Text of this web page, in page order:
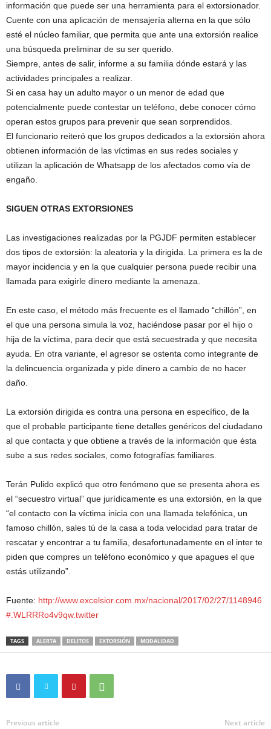
información que puede ser una herramienta para el extorsionador.
Cuente con una aplicación de mensajería alterna en la que sólo
esté el núcleo familiar, que permita que ante una extorsión realice
una búsqueda preliminar de su ser querido.
Siempre, antes de salir, informe a su familia dónde estará y las
actividades principales a realizar.
Si en casa hay un adulto mayor o un menor de edad que
potencialmente puede contestar un teléfono, debe conocer cómo
operan estos grupos para prevenir que sean sorprendidos.
El funcionario reiteró que los grupos dedicados a la extorsión ahora
obtienen información de las víctimas en sus redes sociales y
utilizan la aplicación de Whatsapp de los afectados como vía de
engaño.
SIGUEN OTRAS EXTORSIONES
Las investigaciones realizadas por la PGJDF permiten establecer
dos tipos de extorsión: la aleatoria y la dirigida. La primera es la de
mayor incidencia y en la que cualquier persona puede recibir una
llamada para exigirle dinero mediante la amenaza.
En este caso, el método más frecuente es el llamado “chillón”, en
el que una persona simula la voz, haciéndose pasar por el hijo o
hija de la víctima, para decir que está secuestrada y que necesita
ayuda. En otra variante, el agresor se ostenta como integrante de
la delincuencia organizada y pide dinero a cambio de no hacer
daño.
La extorsión dirigida es contra una persona en específico, de la
que el probable participante tiene detalles genéricos del ciudadano
al que contacta y que obtiene a través de la información que ésta
sube a sus redes sociales, como fotografías familiares.
Terán Pulido explicó que otro fenómeno que se presenta ahora es
el “secuestro virtual” que jurídicamente es una extorsión, en la que
“el contacto con la víctima inicia con una llamada telefónica, un
famoso chillón, sales tú de la casa a toda velocidad para tratar de
rescatar y encontrar a tu familia, desafortunadamente en el inter te
piden que compres un teléfono económico y que apagues el que
estás utilizando”.
Fuente: http://www.excelsior.com.mx/nacional/2017/02/27/1148946
#.WLRRRo4v9qw.twitter
TAGS ALERTA DELITOS EXTORSIÓN MODALIDAD
Previous article Next article